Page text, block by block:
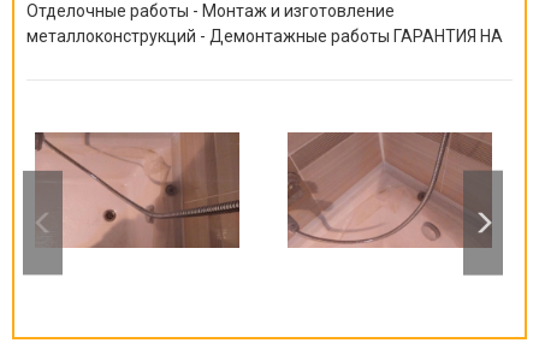
Отделочные работы - Монтаж и изготовление
металлоконструкций - Демонтажные работы ГАРАНТИЯ НА